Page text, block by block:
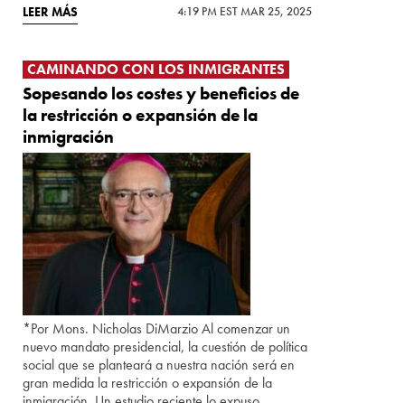
LEER MÁS 4:19 PM EST MAR 25, 2025
CAMINANDO CON LOS INMIGRANTES
Sopesando los costes y beneficios de
la restricción o expansión de la
inmigración
*Por Mons. Nicholas DiMarzio Al comenzar un
nuevo mandato presidencial, la cuestión de política
social que se planteará a nuestra nación será en
gran medida la restricción o expansión de la